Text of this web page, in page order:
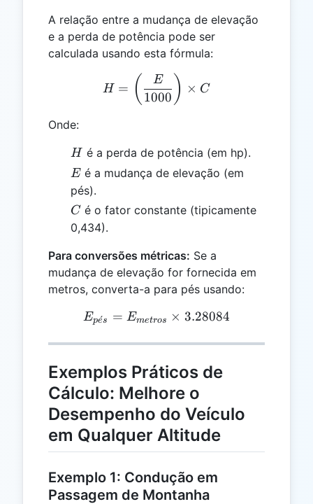
A relação entre a mudança de elevação
e a perda de potência pode ser
calculada usando esta fórmula:
H =
H = ( 1000
E ) × C
Onde:
H
H é a perda de potência (em hp).
E
E é a mudança de elevação (em
pés).
C
C é o fator constante (tipicamente
0,434).
Para conversões métricas: Se a
mudança de elevação for fornecida em
metros, converta-a para pés usando:
E_{pés} = E_{metros}
Epe
ˊs = Emetros × 3.28084
Exemplos Práticos de
Cálculo: Melhore o
Desempenho do Veículo
em Qualquer Altitude
Exemplo 1: Condução em
Passagem de Montanha